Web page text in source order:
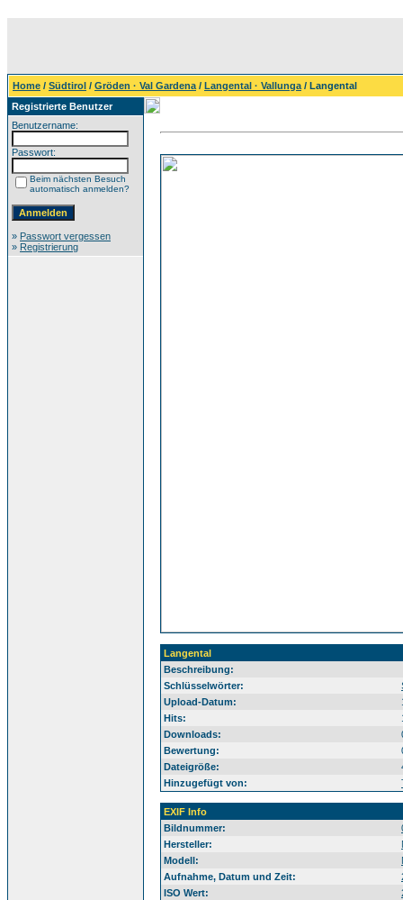
Home / Südtirol / Gröden · Val Gardena / Langental · Vallunga / Langental
Registrierte Benutzer
Benutzername:
Passwort:
Beim nächsten Besuch
automatisch anmelden?
» Passwort vergessen
» Registrierung
Langental
Beschreibung:
Schlüsselwörter:
Upload-Datum:
Hits:
Downloads:
Bewertung:
Dateigröße:
Hinzugefügt von:
EXIF Info
Bildnummer:
Hersteller:
Modell:
Aufnahme, Datum und Zeit:
ISO Wert: